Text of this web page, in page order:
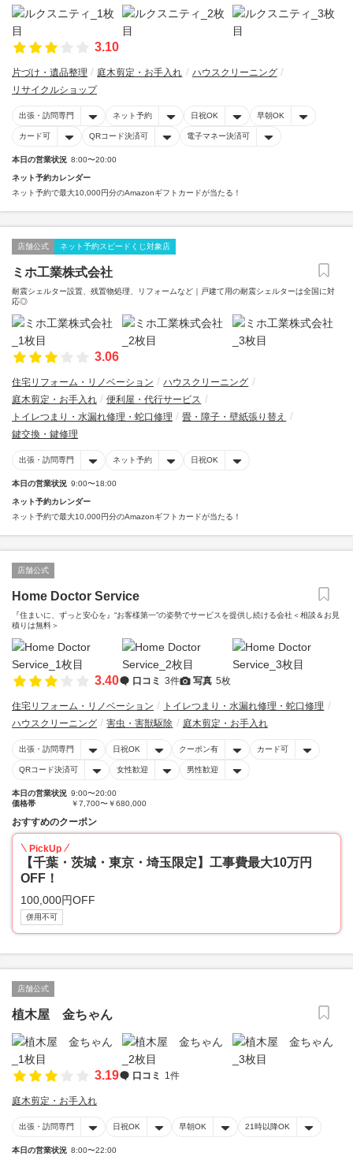
3.10
片づけ・遺品整理 庭木剪定・お手入れ
ハウスクリーニング
リサイクルショップ
出張・訪問専門 ネット予約 日祝OK 早朝OK
カード可 QRコード決済可 電子マネー決済可
本日の営業状況 8:00〜20:00
ネット予約カレンダー
ネット予約で最大10,000円分のAmazonギフトカードが当たる！
店舗公式 ネット予約スピードくじ対象店
ミホ工業株式会社
耐震シェルター設置、残置物処理、リフォームなど｜戸建て用の耐震シェルターは全国に対
応◎
3.06
住宅リフォーム・リノベーション
ハウスクリーニング
庭木剪定・お手入れ
便利屋・代行サービス
トイレつまり・水漏れ修理・蛇口修理
畳・障子・壁紙張り替え
鍵交換・鍵修理
出張・訪問専門 ネット予約 日祝OK
本日の営業状況 9:00〜18:00
ネット予約カレンダー
ネット予約で最大10,000円分のAmazonギフトカードが当たる！
店舗公式
Home Doctor Service
『住まいに、ずっと安心を』“お客様第一”の姿勢でサービスを提供し続ける会社＜相談＆お見
積りは無料＞
3.40 口コミ 3件 写真 5枚
住宅リフォーム・リノベーション
トイレつまり・水漏れ修理・蛇口修理
ハウスクリーニング
害虫・害獣駆除 庭木剪定・お手入れ
出張・訪問専門 日祝OK クーポン有 カード可
QRコード決済可 女性歓迎 男性歓迎
本日の営業状況 9:00〜20:00
価格帯
￥7,700〜￥680,000
おすすめのクーポン
PickUp
【千葉・茨城・東京・埼玉限定】工事費最大10万円
OFF！
100,000円OFF
併用不可
店舗公式
植木屋 金ちゃん
3.19 口コミ 1件
庭木剪定・お手入れ
出張・訪問専門 日祝OK 早朝OK 21時以降OK
本日の営業状況 8:00〜22:00